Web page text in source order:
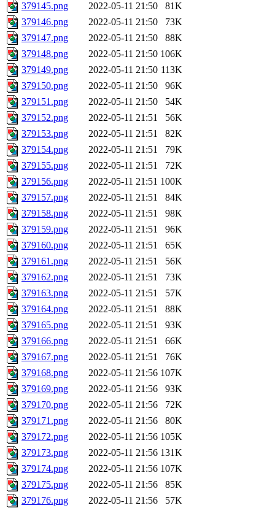
379145.png
2022-05-11 21:50
81K
379146.png
2022-05-11 21:50
73K
379147.png
2022-05-11 21:50
88K
379148.png
2022-05-11 21:50 106K
379149.png
2022-05-11 21:50 113K
379150.png
2022-05-11 21:50
96K
379151.png
2022-05-11 21:50
54K
379152.png
2022-05-11 21:51
56K
379153.png
2022-05-11 21:51
82K
379154.png
2022-05-11 21:51
79K
379155.png
2022-05-11 21:51
72K
379156.png
2022-05-11 21:51 100K
379157.png
2022-05-11 21:51
84K
379158.png
2022-05-11 21:51
98K
379159.png
2022-05-11 21:51
96K
379160.png
2022-05-11 21:51
65K
379161.png
2022-05-11 21:51
56K
379162.png
2022-05-11 21:51
73K
379163.png
2022-05-11 21:51
57K
379164.png
2022-05-11 21:51
88K
379165.png
2022-05-11 21:51
93K
379166.png
2022-05-11 21:51
66K
379167.png
2022-05-11 21:51
76K
379168.png
2022-05-11 21:56 107K
379169.png
2022-05-11 21:56
93K
379170.png
2022-05-11 21:56
72K
379171.png
2022-05-11 21:56
80K
379172.png
2022-05-11 21:56 105K
379173.png
2022-05-11 21:56 131K
379174.png
2022-05-11 21:56 107K
379175.png
2022-05-11 21:56
85K
379176.png
2022-05-11 21:56
57K